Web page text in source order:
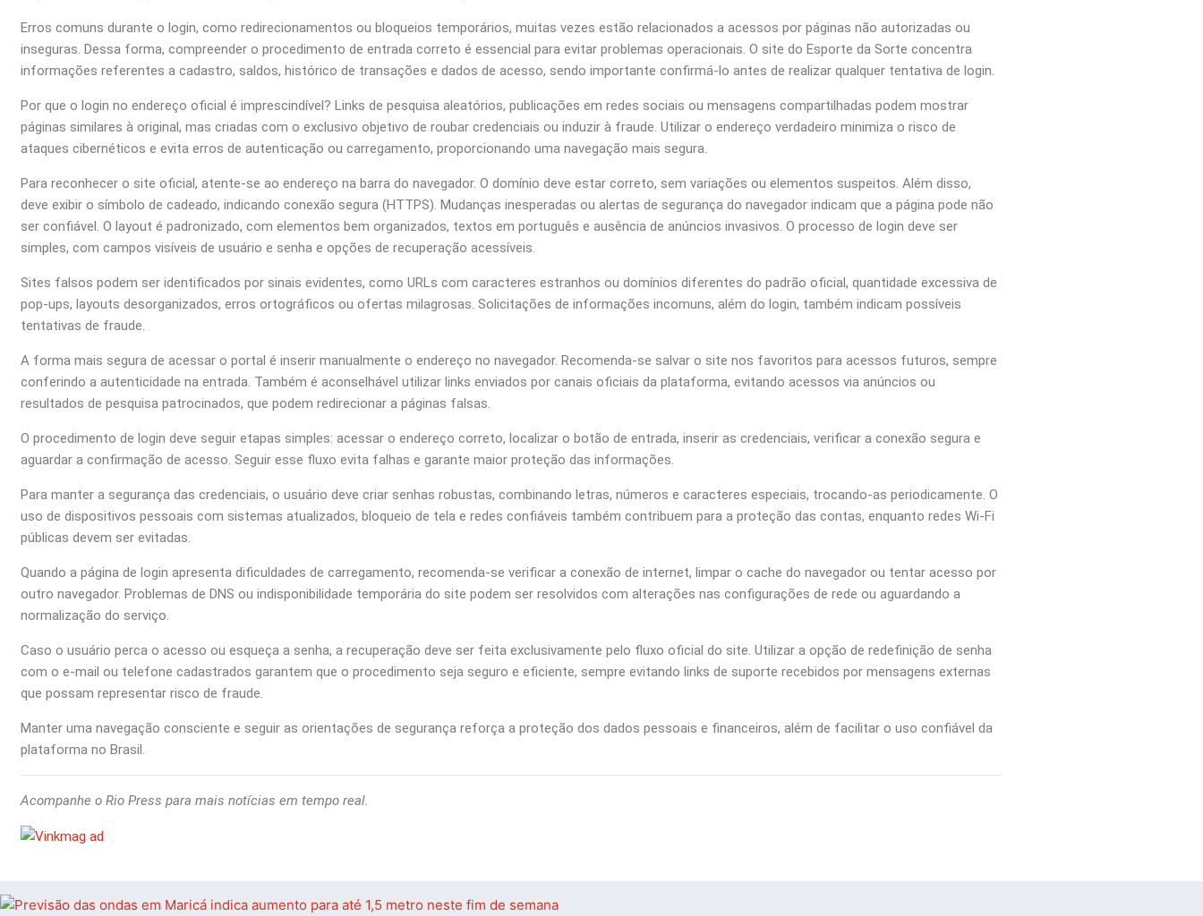
Erros comuns durante o login, como redirecionamentos ou bloqueios temporários, muitas vezes estão relacionados a acessos por páginas não autorizadas ou
inseguras. Dessa forma, compreender o procedimento de entrada correto é essencial para evitar problemas operacionais. O site do Esporte da Sorte concentra
informações referentes a cadastro, saldos, histórico de transações e dados de acesso, sendo importante confirmá-lo antes de realizar qualquer tentativa de login.
Por que o login no endereço oficial é imprescindível? Links de pesquisa aleatórios, publicações em redes sociais ou mensagens compartilhadas podem mostrar
páginas similares à original, mas criadas com o exclusivo objetivo de roubar credenciais ou induzir à fraude. Utilizar o endereço verdadeiro minimiza o risco de
ataques cibernéticos e evita erros de autenticação ou carregamento, proporcionando uma navegação mais segura.
Para reconhecer o site oficial, atente-se ao endereço na barra do navegador. O domínio deve estar correto, sem variações ou elementos suspeitos. Além disso,
deve exibir o símbolo de cadeado, indicando conexão segura (HTTPS). Mudanças inesperadas ou alertas de segurança do navegador indicam que a página pode não
ser confiável. O layout é padronizado, com elementos bem organizados, textos em português e ausência de anúncios invasivos. O processo de login deve ser
simples, com campos visíveis de usuário e senha e opções de recuperação acessíveis.
Sites falsos podem ser identificados por sinais evidentes, como URLs com caracteres estranhos ou domínios diferentes do padrão oficial, quantidade excessiva de
pop-ups, layouts desorganizados, erros ortográficos ou ofertas milagrosas. Solicitações de informações incomuns, além do login, também indicam possíveis
tentativas de fraude.
A forma mais segura de acessar o portal é inserir manualmente o endereço no navegador. Recomenda-se salvar o site nos favoritos para acessos futuros, sempre
conferindo a autenticidade na entrada. Também é aconselhável utilizar links enviados por canais oficiais da plataforma, evitando acessos via anúncios ou
resultados de pesquisa patrocinados, que podem redirecionar a páginas falsas.
O procedimento de login deve seguir etapas simples: acessar o endereço correto, localizar o botão de entrada, inserir as credenciais, verificar a conexão segura e
aguardar a confirmação de acesso. Seguir esse fluxo evita falhas e garante maior proteção das informações.
Para manter a segurança das credenciais, o usuário deve criar senhas robustas, combinando letras, números e caracteres especiais, trocando-as periodicamente. O
uso de dispositivos pessoais com sistemas atualizados, bloqueio de tela e redes confiáveis também contribuem para a proteção das contas, enquanto redes Wi-Fi
públicas devem ser evitadas.
Quando a página de login apresenta dificuldades de carregamento, recomenda-se verificar a conexão de internet, limpar o cache do navegador ou tentar acesso por
outro navegador. Problemas de DNS ou indisponibilidade temporária do site podem ser resolvidos com alterações nas configurações de rede ou aguardando a
normalização do serviço.
Caso o usuário perca o acesso ou esqueça a senha, a recuperação deve ser feita exclusivamente pelo fluxo oficial do site. Utilizar a opção de redefinição de senha
com o e-mail ou telefone cadastrados garantem que o procedimento seja seguro e eficiente, sempre evitando links de suporte recebidos por mensagens externas
que possam representar risco de fraude.
Manter uma navegação consciente e seguir as orientações de segurança reforça a proteção dos dados pessoais e financeiros, além de facilitar o uso confiável da
plataforma no Brasil.
Acompanhe o Rio Press para mais notícias em tempo real.